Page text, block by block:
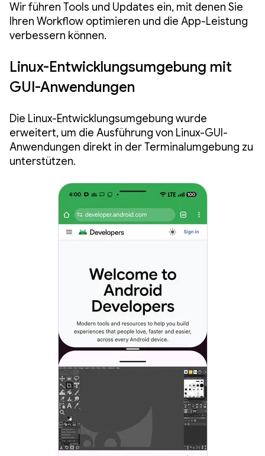
Wir führen Tools und Updates ein, mit denen Sie
Ihren Workflow optimieren und die App-Leistung
verbessern können.
Linux-Entwicklungsumgebung mit
GUI-Anwendungen
Die Linux-Entwicklungsumgebung wurde
erweitert, um die Ausführung von Linux-GUI-
Anwendungen direkt in der Terminalumgebung zu
unterstützen.